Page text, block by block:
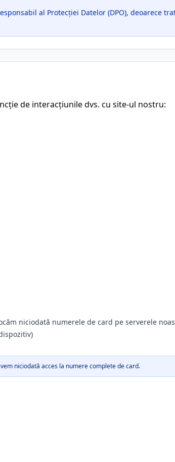
al Protecției Datelor (DPO), deoarece
de interacțiunile dvs. cu site-ul nostru:
niciodată numerele de card pe serverele
niciodată acces la numere complete de card.